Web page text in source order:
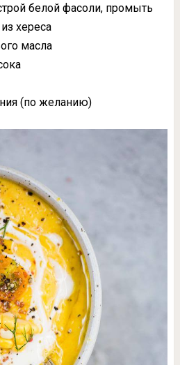
белой фасоли, промыть
хереса
масла
(по желанию)